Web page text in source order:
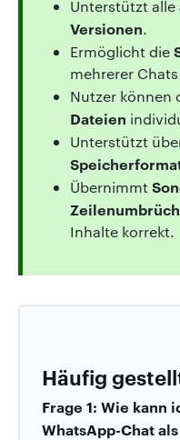
Unterstützt alle
Versionen.
Ermöglicht die
mehrerer
Nutzer können
Dateien
Unterstützt
Übernimmt
Inhalte korrekt.
Häufig
Frage 1: Wie kann
WhatsApp-Chat